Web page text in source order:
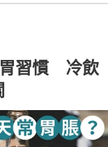
胃習慣 冷飲